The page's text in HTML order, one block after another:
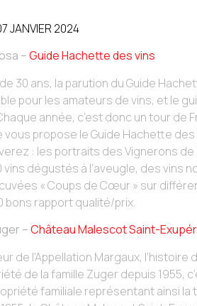
JANVIER 2024
–Guide Hachette des vins
30 ans, la parution du Guide
pour les amateurs de vins, et le
année, c’est donc un tour de
propose le Guide Hachette
: les portraits des Vignerons de
vins dégustés à l’aveugle, des vins
« Coups de Cœur » sur
bons rapport qualité/prix.
–Château Malescot Saint-
de l’Appellation Margaux,
de la famille Zuger depuis 1955,
familiale représentant ainsi la